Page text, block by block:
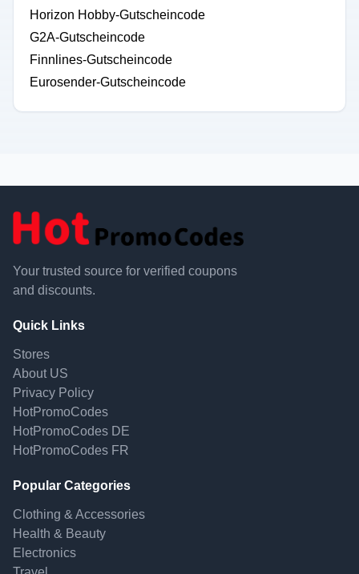
Horizon Hobby-Gutscheincode
G2A-Gutscheincode
Finnlines-Gutscheincode
Eurosender-Gutscheincode
Your trusted source for verified coupons
and discounts.
Quick Links
Stores
About US
Privacy Policy
HotPromoCodes
HotPromoCodes DE
HotPromoCodes FR
Popular Categories
Clothing & Accessories
Health & Beauty
Electronics